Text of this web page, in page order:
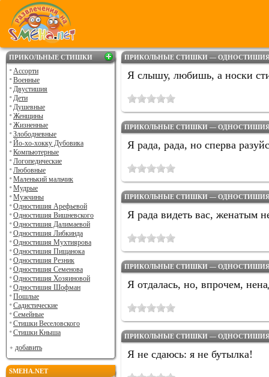
ПРИКОЛЬНЫЕ СТИШКИ
Ассорти
Военные
Двустишия
Дети
Душевные
Женщины
Жизненные
Злободневные
Йо-хо-хокку Дубовика
Компьютерные
Логопедические
Любовные
Маленький мальчик
Мудрые
Мужчины
Одностишия Арефьевой
Одностишия Вишневского
Одностишия Далимаевой
Одностишия Либкинда
Одностишия Мухтиярова
Одностишия Пищанока
Одностишия Резник
Одностишия Семенова
Одностишия Хозяиновой
Одностишия Шофман
Пошлые
Садистические
Семейные
Стишки Веселовского
Стишки Кныша
добавить
SMEHA.NET
ПРИКОЛЬНЫЕ СТИШКИ — ОДНОСТИШИЯ
Я слышу, любишь, а носки
ПРИКОЛЬНЫЕ СТИШКИ — ОДНОСТИШИЯ
Я рада, рада, но сперва
ПРИКОЛЬНЫЕ СТИШКИ — ОДНОСТИШИЯ
Я рада видеть вас, женатым
ПРИКОЛЬНЫЕ СТИШКИ — ОДНОСТИШИЯ
Я отдалась, но, впрочем,
ПРИКОЛЬНЫЕ СТИШКИ — ОДНОСТИШИЯ
Я не сдаюсь: я не бутылка!